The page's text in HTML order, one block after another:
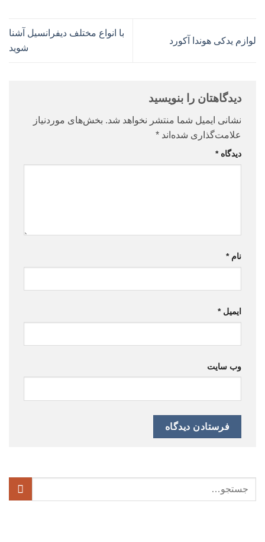
لوازم یدکی هوندا آکورد
با انواع مختلف دیفرانسیل آشنا
شوید
دیدگاهتان را بنویسید
نشانی ایمیل شما منتشر نخواهد شد. بخش‌های موردنیاز
علامت‌گذاری شده‌اند *
دیدگاه*
نام*
ایمیل*
وب‌ سایت